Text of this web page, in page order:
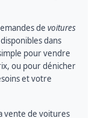
de voitures
dans
pour vendre
ou pour dénicher
et votre
vente de voitures